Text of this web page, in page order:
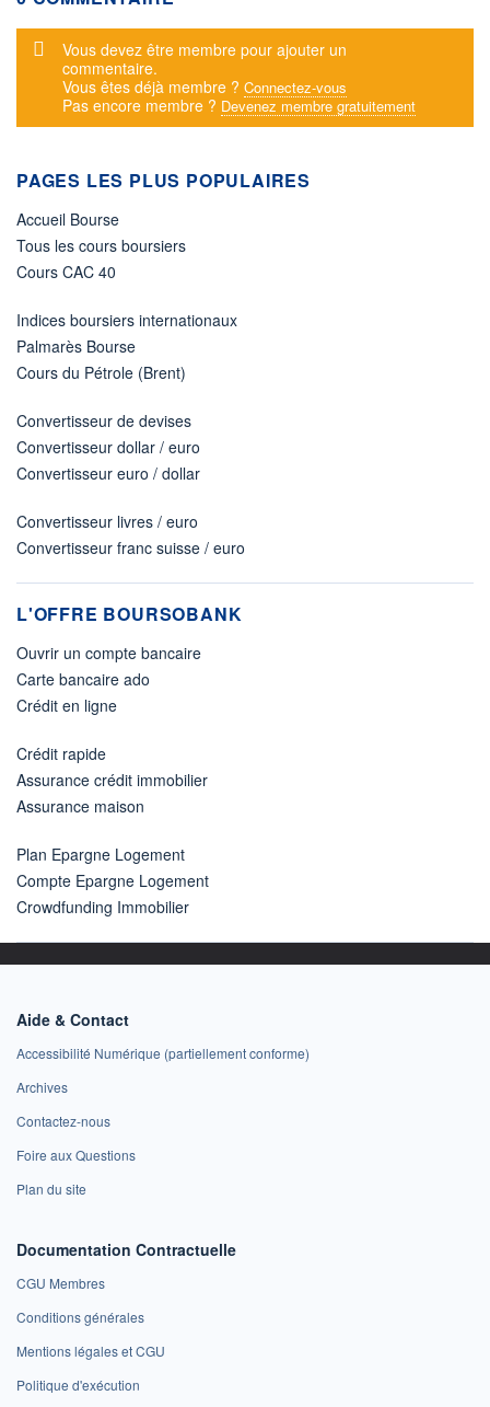
Message d'alerte
Vous devez être membre pour ajouter un
commentaire.
Vous êtes déjà membre ? Connectez-vous
Pas encore membre ? Devenez membre gratuitement
PAGES LES PLUS POPULAIRES
Accueil Bourse
Tous les cours boursiers
Cours CAC 40
Indices boursiers internationaux
Palmarès Bourse
Cours du Pétrole (Brent)
Convertisseur de devises
Convertisseur dollar / euro
Convertisseur euro / dollar
Convertisseur livres / euro
Convertisseur franc suisse / euro
L'OFFRE BOURSOBANK
Ouvrir un compte bancaire
Carte bancaire ado
Crédit en ligne
Crédit rapide
Assurance crédit immobilier
Assurance maison
Plan Epargne Logement
Compte Epargne Logement
Crowdfunding Immobilier
Aide & Contact
Accessibilité Numérique (partiellement conforme)
Archives
Contactez-nous
Foire aux Questions
Plan du site
Documentation Contractuelle
CGU Membres
Conditions générales
Mentions légales et CGU
Politique d'exécution